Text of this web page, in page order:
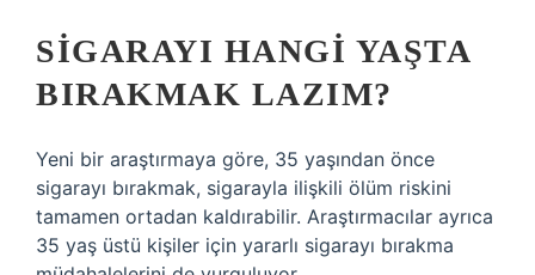
SIGARAYI HANGI YAŞTA
BIRAKMAK LAZIM?
Yeni bir araştırmaya göre, 35 yaşından önce
sigarayı bırakmak, sigarayla ilişkili ölüm riskini
tamamen ortadan kaldırabilir. Araştırmacılar ayrıca
35 yaş üstü kişiler için yararlı sigarayı bırakma